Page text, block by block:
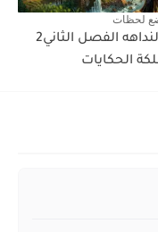
لحظات
قصة النداهه الفصل الثاني2
الحكايات